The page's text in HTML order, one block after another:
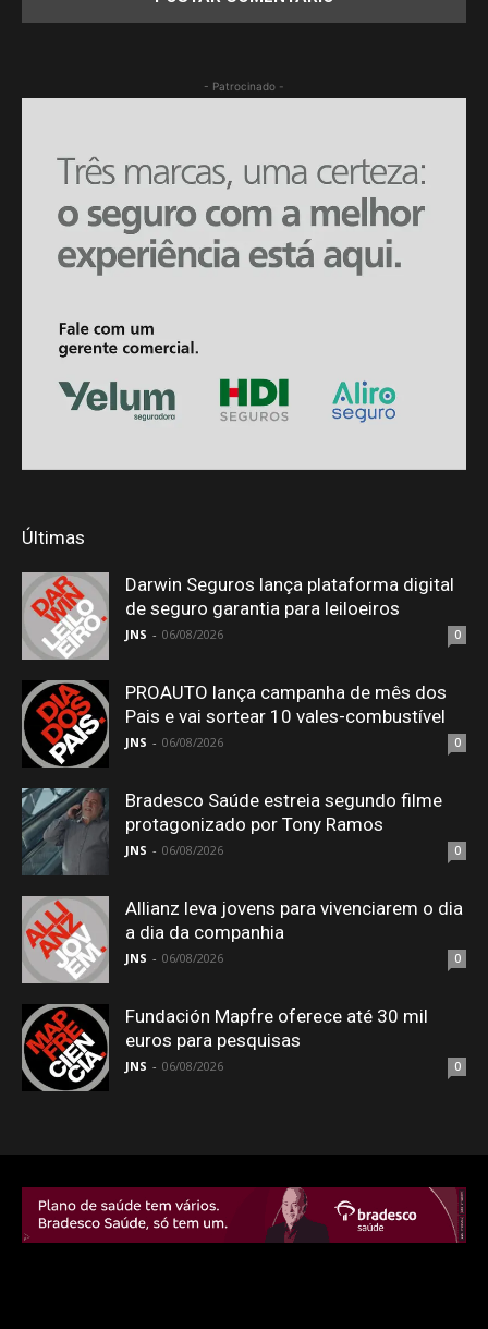
- Patrocinado -
Últimas
Darwin Seguros lança plataforma digital
de seguro garantia para leiloeiros
JNS - 06/08/2026 0
PROAUTO lança campanha de mês dos
Pais e vai sortear 10 vales-combustível
JNS - 06/08/2026 0
Bradesco Saúde estreia segundo filme
protagonizado por Tony Ramos
JNS - 06/08/2026 0
Allianz leva jovens para vivenciarem o dia
a dia da companhia
JNS - 06/08/2026 0
Fundación Mapfre oferece até 30 mil
euros para pesquisas
JNS - 06/08/2026 0